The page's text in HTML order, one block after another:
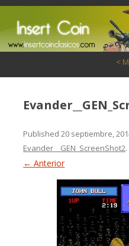
<
Published20 septiembre,
Evander__GEN_ScreenShot2.
← Anterior